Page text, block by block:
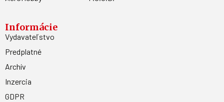
Informácie
Vydavateľstvo
Predplatné
Archív
Inzercia
GDPR